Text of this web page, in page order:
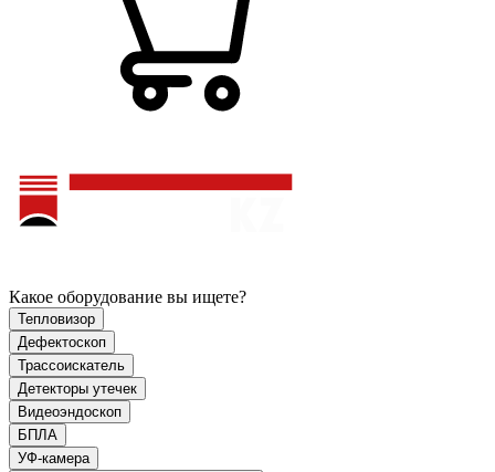
Какое оборудование вы ищете?
Тепловизор
Дефектоскоп
Трассоискатель
Детекторы утечек
Видеоэндоскоп
БПЛА
УФ-камера